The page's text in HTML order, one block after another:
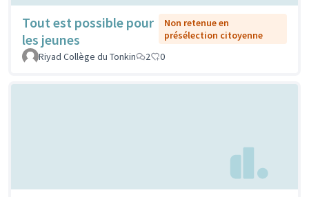
Tout est possible pour
les jeunes
Non retenue en
présélection citoyenne
Riyad Collège du Tonkin
2 0